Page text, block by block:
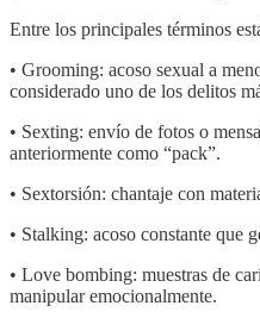
Entre los principales términos
• Grooming: acoso sexual a
considerado uno de los delitos
• Sexting: envío de fotos o
anteriormente como “pack”.
• Sextorsión: chantaje con
• Stalking: acoso constante que
• Love bombing: muestras de
manipular emocionalmente.